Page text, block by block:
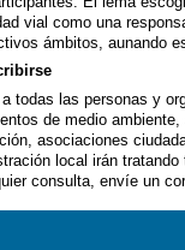
vial como una
ámbitos, aunando
todas las personas y
de medio
asociaciones
local irán
consulta, envíe un